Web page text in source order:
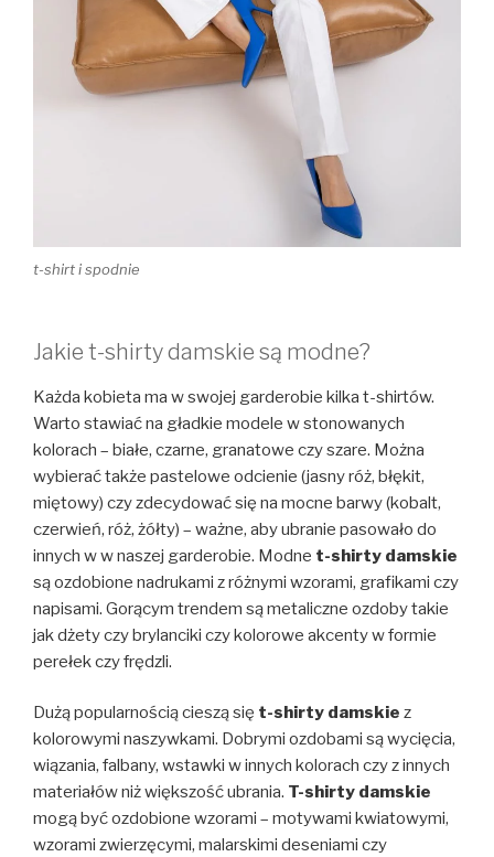
t-shirt i spodnie
Jakie t-shirty damskie są modne?
Każda kobieta ma w swojej garderobie kilka t-shirtów.
Warto stawiać na gładkie modele w stonowanych
kolorach – białe, czarne, granatowe czy szare. Można
wybierać także pastelowe odcienie (jasny róż, błękit,
miętowy) czy zdecydować się na mocne barwy (kobalt,
czerwień, róż, żółty) – ważne, aby ubranie pasowało do
innych w w naszej garderobie. Modne t-shirty damskie
są ozdobione nadrukami z różnymi wzorami, grafikami czy
napisami. Gorącym trendem są metaliczne ozdoby takie
jak dżety czy brylanciki czy kolorowe akcenty w formie
perełek czy frędzli.
Dużą popularnością cieszą się t-shirty damskie z
kolorowymi naszywkami. Dobrymi ozdobami są wycięcia,
wiązania, falbany, wstawki w innych kolorach czy z innych
materiałów niż większość ubrania. T-shirty damskie
mogą być ozdobione wzorami – motywami kwiatowymi,
wzorami zwierzęcymi, malarskimi deseniami czy